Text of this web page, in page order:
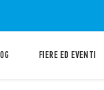
FIERE ED EVENTI